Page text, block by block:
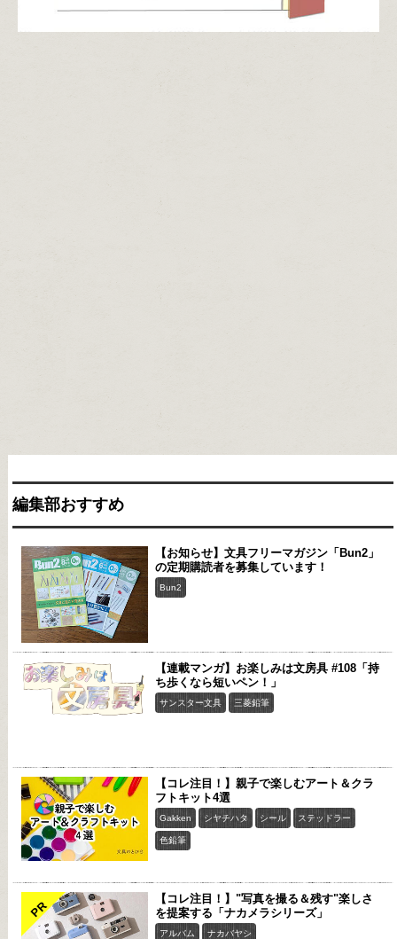
編集部おすすめ
【お知らせ】文具フリーマガジン「Bun2」
の定期購読者を募集しています！
Bun2
【連載マンガ】お楽しみは文房具 #108「持
ち歩くなら短いペン！」
サンスター文具 三菱鉛筆
【コレ注目！】親子で楽しむアート＆クラ
フトキット4選
Gakken シヤチハタ シール ステッドラー
色鉛筆
PR
【コレ注目！】"写真を撮る＆残す"楽しさ
を提案する「ナカメラシリーズ」
アルバム ナカバヤシ